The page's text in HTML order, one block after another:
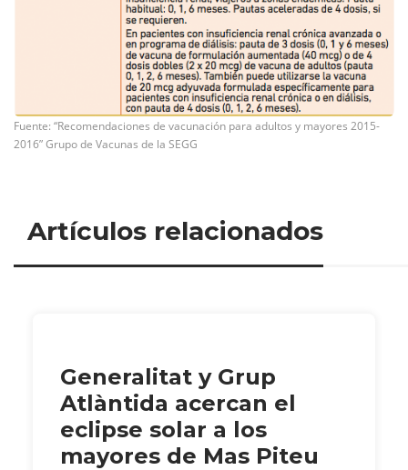
Fuente: “Recomendaciones de vacunación para adultos y mayores 2015-
2016” Grupo de Vacunas de la SEGG
Artículos relacionados
Generalitat y Grup
Atlàntida acercan el
eclipse solar a los
mayores de Mas Piteu